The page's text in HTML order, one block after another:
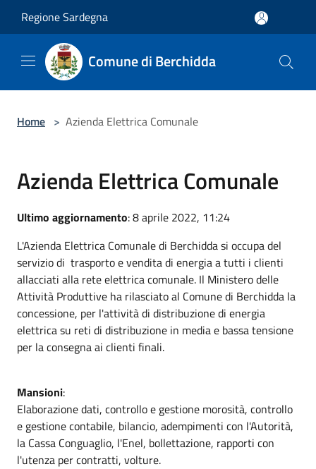
Regione Sardegna
Comune di Berchidda
Home > Azienda Elettrica Comunale
Azienda Elettrica Comunale
Ultimo aggiornamento: 8 aprile 2022, 11:24
L'Azienda Elettrica Comunale di Berchidda si occupa del
servizio di trasporto e vendita di energia a tutti i clienti
allacciati alla rete elettrica comunale. Il Ministero delle
Attività Produttive ha rilasciato al Comune di Berchidda la
concessione, per l'attività di distribuzione di energia
elettrica su reti di distribuzione in media e bassa tensione
per la consegna ai clienti finali.
Mansioni:
Elaborazione dati, controllo e gestione morosità, controllo
e gestione contabile, bilancio, adempimenti con l'Autorità,
la Cassa Conguaglio, l'Enel, bollettazione, rapporti con
l'utenza per contratti, volture.